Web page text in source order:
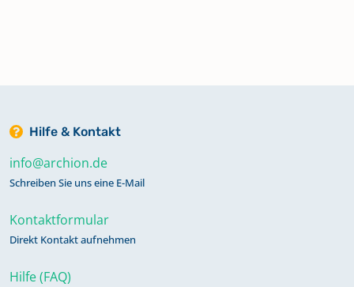
Hilfe & Kontakt
info@archion.de
Schreiben Sie uns eine E-Mail
Kontaktformular
Direkt Kontakt aufnehmen
Hilfe (FAQ)